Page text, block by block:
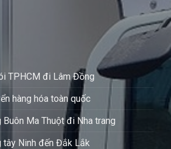
TPHCM đi Lâm Đồng
hàng hóa toàn quốc
Buôn Ma Thuột đi Nha trang
tây Ninh đến Đắk Lắk